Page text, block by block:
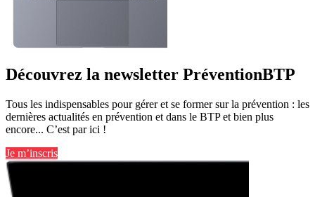
Découvrez la newsletter PréventionBTP
Tous les indispensables pour gérer et se former sur la prévention : les
dernières actualités en prévention et dans le BTP et bien plus
encore... C’est par ici !
Je m’inscris